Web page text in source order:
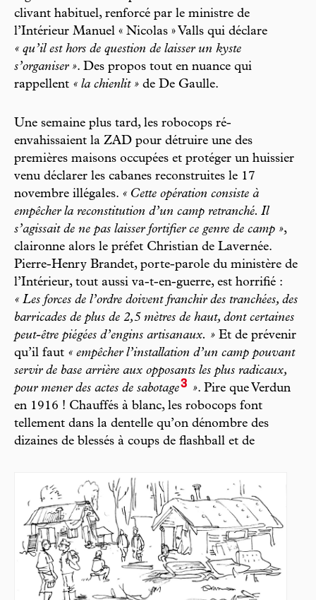
clivant habituel, renforcé par le ministre de
l’Intérieur Manuel « Nicolas » Valls qui déclare
« qu’il est hors de question de laisser un kyste
s’organiser ». Des propos tout en nuance qui
rappellent « la chienlit » de De Gaulle.
Une semaine plus tard, les robocops ré-
envahissaient la ZAD pour détruire une des
premières maisons occupées et protéger un huissier
venu déclarer les cabanes reconstruites le 17
novembre illégales. « Cette opération consiste à
empêcher la reconstitution d’un camp retranché. Il
s’agissait de ne pas laisser fortifier ce genre de camp »,
claironne alors le préfet Christian de Lavernée.
Pierre-Henry Brandet, porte-parole du ministère de
l’Intérieur, tout aussi va-t-en-guerre, est horrifié :
« Les forces de l’ordre doivent franchir des tranchées, des
barricades de plus de 2,5 mètres de haut, dont certaines
peut-être piégées d’engins artisanaux. » Et de prévenir
qu’il faut « empêcher l’installation d’un camp pouvant
servir de base arrière aux opposants les plus radicaux,
pour mener des actes de sabotage3 ». Pire que Verdun
en 1916 ! Chauffés à blanc, les robocops font
tellement dans la dentelle qu’on dénombre des
dizaines de blessés à coups de flashball et de